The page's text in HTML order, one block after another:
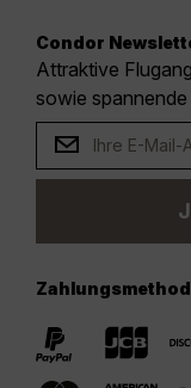
Condor
Attraktive
sowie